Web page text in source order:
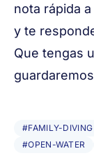
nota rápida
y te
Que tengas
#FAMILY-DIVING
#OPEN-WATER